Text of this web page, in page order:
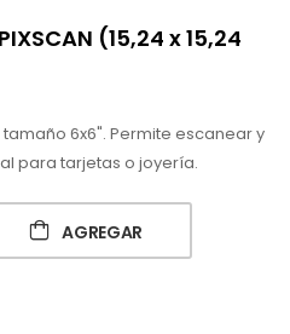
(15,24 x 15,24
6x6". Permite escanear y
para tarjetas o joyería.
AGREGAR